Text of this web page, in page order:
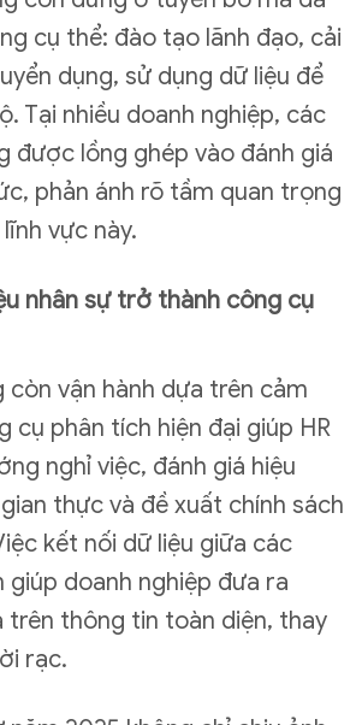
cụ thể: đào tạo lãnh đạo, cải
dụng, sử dụng dữ liệu để
Tại nhiều doanh nghiệp, các
được lồng ghép vào đánh giá
phản ánh rõ tầm quan trọng
vực này.
nhân sự trở thành công cụ
còn vận hành dựa trên cảm
cụ phân tích hiện đại giúp HR
nghỉ việc, đánh giá hiệu
thực và đề xuất chính sách
kết nối dữ liệu giữa các
giúp doanh nghiệp đưa ra
trên thông tin toàn diện, thay
rạc.